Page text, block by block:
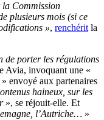
la Commission
plusieurs mois (si ce
», renchérit la
de porter les régulations
Avia, invoquant une «
» envoyé aux partenaires
haineux, sur les
», se réjouit-elle. Et
l’Autriche… »